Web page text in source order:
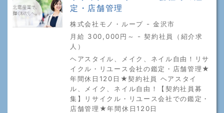
定・店舗管理
株式会社モノ・ループ - 金沢市
月給 300,000円～ - 契約社員（紹介求
人）
ヘアスタイル、メイク、ネイル自由！リサ
イクル・リユース会社の鑑定・店舗管理★
年間休日120日★契約社員 ヘアスタイ
ル、メイク、ネイル自由！【契約社員募
集】リサイクル・リユース会社での鑑定・
店舗管理★年間休日120日